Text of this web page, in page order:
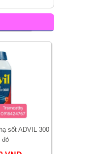
sốt ADVIL 300
đỏ